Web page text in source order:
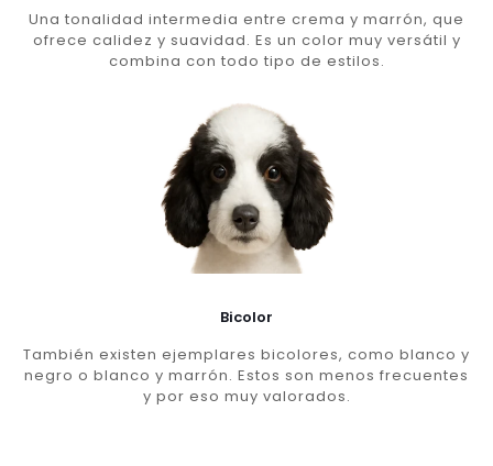
Una tonalidad intermedia entre crema y marrón, que
ofrece calidez y suavidad. Es un color muy versátil y
combina con todo tipo de estilos.
Bicolor
También existen ejemplares bicolores, como blanco y
negro o blanco y marrón. Estos son menos frecuentes
y por eso muy valorados.